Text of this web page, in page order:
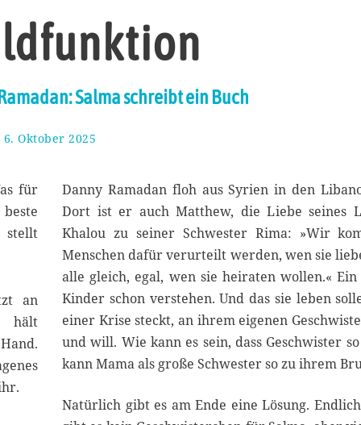
Salma schreibt ein Buch
6. Oktober 2025
O
k
t
o
b
e
r
2
0
5
für
stellt
Danny Ramadan floh aus Syrien in den
Dort ist er auch Matthew, die Liebe seines
Khalou zu seiner Schwester Rima: »Wir
Menschen dafür verurteilt werden, wen sie
alle gleich, egal, wen sie heiraten wollen.«
Kinder schon verstehen. Und das sie leben
einer Krise steckt, an ihrem eigenen
und will. Wie kann es sein, dass Geschwister
kann Mama als große Schwester so zu ihrem
Natürlich gibt es am Ende eine Lösung.